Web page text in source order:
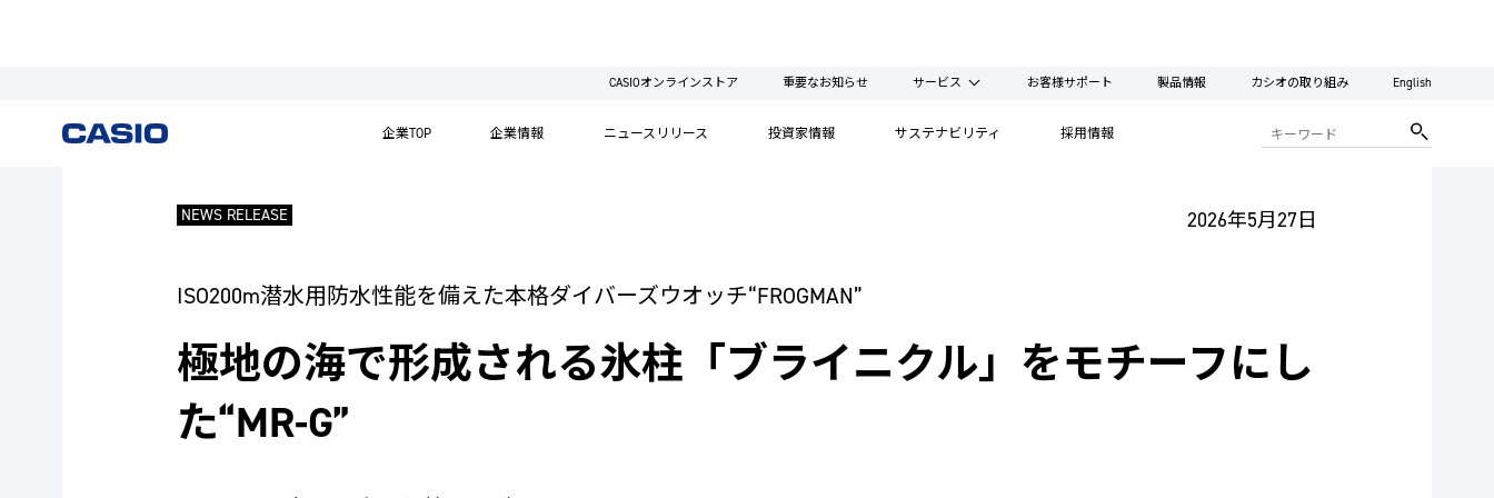
CASIOオンラインストア 重要なお知らせ サービス お客様サポート 製品情報 カシオの取り組み English
企業TOP 企業情報 ニュースリリース 投資家情報 サステナビリティ 採用情報
NEWS RELEASE 2026年5月27日
ISO200m潜水用防水性能を備えた本格ダイバーズウオッチ“FROGMAN”
極地の海で形成される氷柱「ブライニクル」をモチーフにし
た“MR-G”